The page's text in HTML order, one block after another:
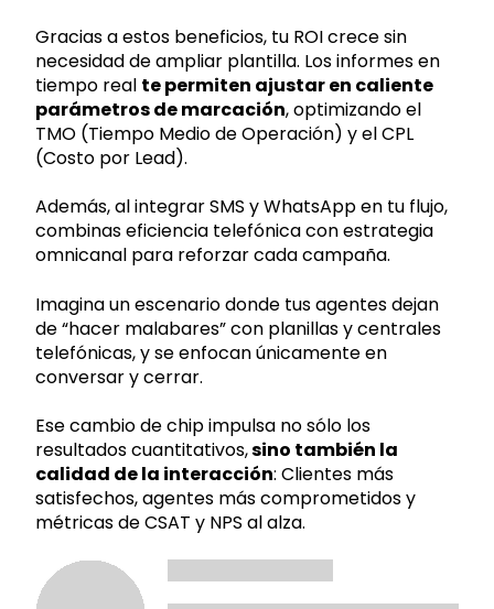
Gracias a estos beneficios, tu ROI crece sin
necesidad de ampliar plantilla. Los informes en
tiempo real te permiten ajustar en caliente
parámetros de marcación, optimizando el
TMO (Tiempo Medio de Operación) y el CPL
(Costo por Lead).
Además, al integrar SMS y WhatsApp en tu flujo,
combinas eficiencia telefónica con estrategia
omnicanal para reforzar cada campaña.
Imagina un escenario donde tus agentes dejan
de “hacer malabares” con planillas y centrales
telefónicas, y se enfocan únicamente en
conversar y cerrar.
Ese cambio de chip impulsa no sólo los
resultados cuantitativos,sino también la
calidad de la interacción: Clientes más
satisfechos, agentes más comprometidos y
métricas de CSAT y NPS al alza.